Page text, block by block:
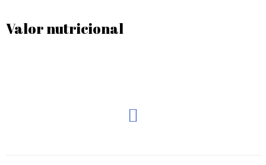
Valor nutricional